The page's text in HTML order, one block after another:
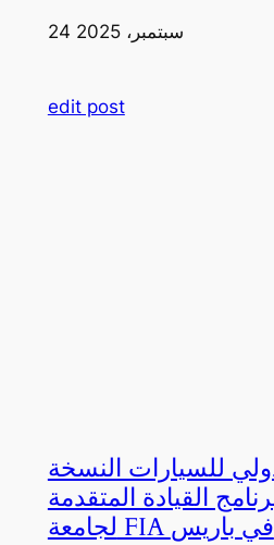
24 سبتمبر، 2025
edit post
للسيارات النسخة
القيادة المتقدمة
لجامعة FIA في باريس